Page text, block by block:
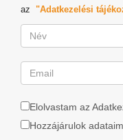
az "Adatkezelési
Elolvastam az
Hozzájárulok